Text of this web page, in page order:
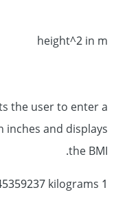
height^2 in m
the user to enter a
inches and displays
the BMI.
1 pound = 0.45359237 kilograms